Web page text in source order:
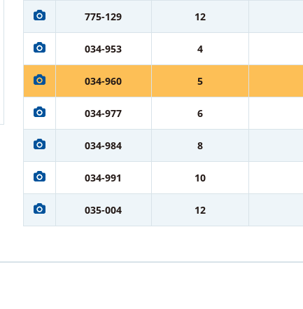
775-129 12
034-953 4
034-960 5
034-977 6
034-984 8
034-991 10
035-004 12